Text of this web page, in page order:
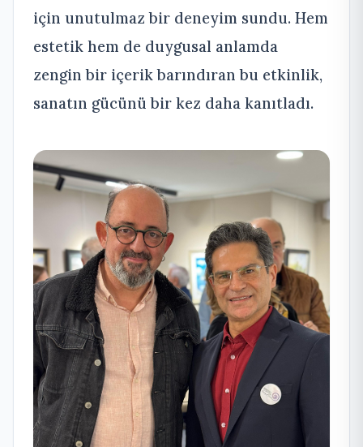
için unutulmaz bir deneyim sundu. Hem
estetik hem de duygusal anlamda
zengin bir içerik barındıran bu etkinlik,
sanatın gücünü bir kez daha kanıtladı.